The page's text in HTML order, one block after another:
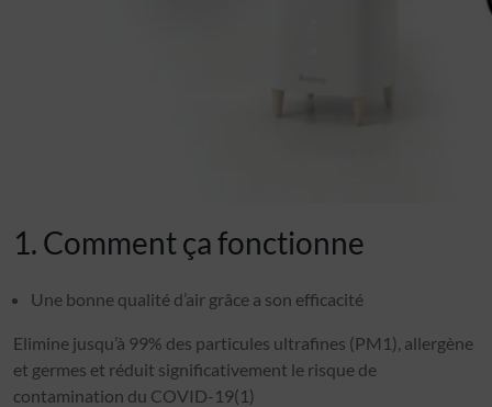
1. Comment ça fonctionne
Une bonne qualité d’air grâce a son efficacité
Elimine jusqu’à 99% des particules ultrafines (PM1), allergène
et germes et réduit significativement le risque de
contamination du COVID-19(1)